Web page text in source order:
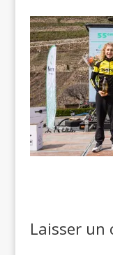
Laisser un